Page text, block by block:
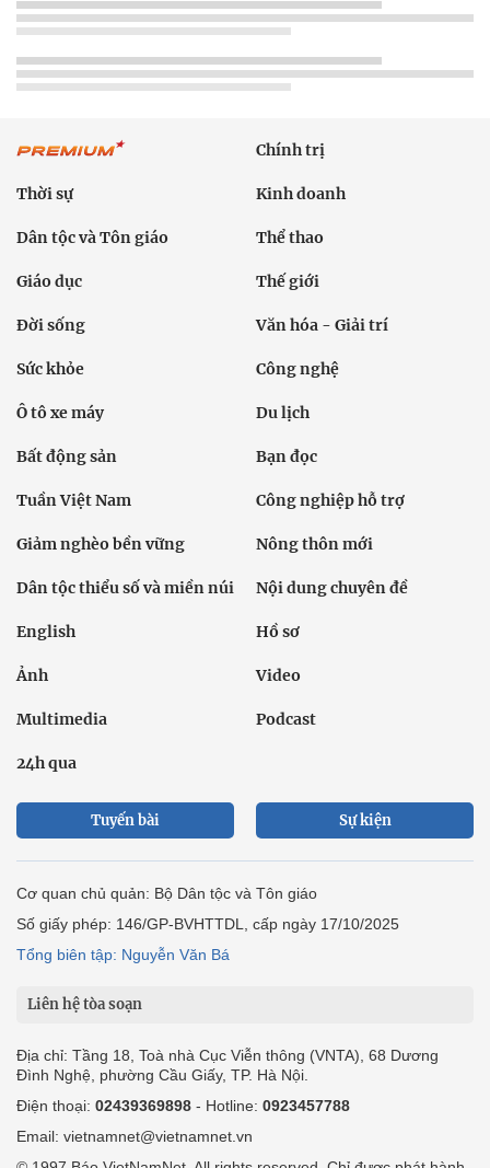
Chính trị
Thời sự Kinh doanh
Dân tộc và Tôn giáo Thể thao
Giáo dục Thế giới
Đời sống Văn hóa - Giải trí
Sức khỏe Công nghệ
Ô tô xe máy Du lịch
Bất động sản Bạn đọc
Tuần Việt Nam Công nghiệp hỗ trợ
Giảm nghèo bền vững Nông thôn mới
Dân tộc thiểu số và miền núi Nội dung chuyên đề
English Hồ sơ
Ảnh Video
Multimedia Podcast
24h qua
Tuyến bài Sự kiện
Cơ quan chủ quản: Bộ Dân tộc và Tôn giáo
Số giấy phép: 146/GP-BVHTTDL, cấp ngày 17/10/2025
Tổng biên tập: Nguyễn Văn Bá
Liên hệ tòa soạn
Địa chỉ: Tầng 18, Toà nhà Cục Viễn thông (VNTA), 68 Dương
Đình Nghệ, phường Cầu Giấy, TP. Hà Nội.
Điện thoại: 02439369898 - Hotline: 0923457788
Email: vietnamnet@vietnamnet.vn